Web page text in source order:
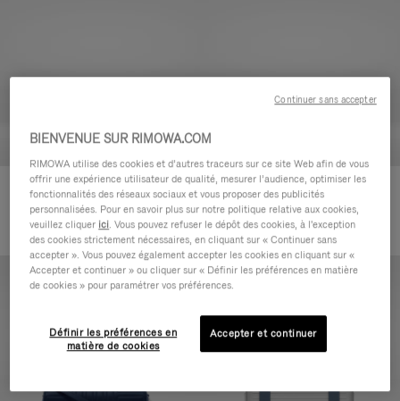
Groove - Cuir Pochette zippée
420,00 €
Groove - Cuir Pochette zippée
420,00 €
Nouveauté
BIENVENUE SUR RIMOWA.COM
RIMOWA utilise des cookies et d’autres traceurs sur ce site Web afin de vous
offrir une expérience utilisateur de qualité, mesurer l’audience, optimiser les
fonctionnalités des réseaux sociaux et vous proposer des publicités
personnalisées. Pour en savoir plus sur notre politique relative aux cookies,
veuillez cliquer ici. Vous pouvez refuser le dépôt des cookies, à l'exception
des cookies strictement nécessaires, en cliquant sur « Continuer sans
accepter ». Vous pouvez également accepter les cookies en cliquant sur «
Accepter et continuer » ou cliquer sur « Définir les préférences en matière
de cookies » pour paramétrer vos préférences.
Définir les préférences en
matière de cookies
Accepter et continuer
Continuer sans accepter